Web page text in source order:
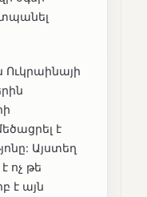
է
Այստեղ
ոչ թե
է այն